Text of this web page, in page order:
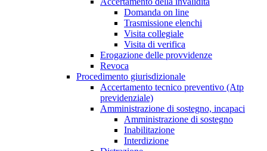
Domanda on line
Trasmissione elenchi
Visita collegiale
Visita di verifica
Erogazione delle provvidenze
Revoca
Procedimento giurisdizionale
Accertamento tecnico preventivo (Atp
previdenziale)
Amministrazione di sostegno, incapaci
Amministrazione di sostegno
Inabilitazione
Interdizione